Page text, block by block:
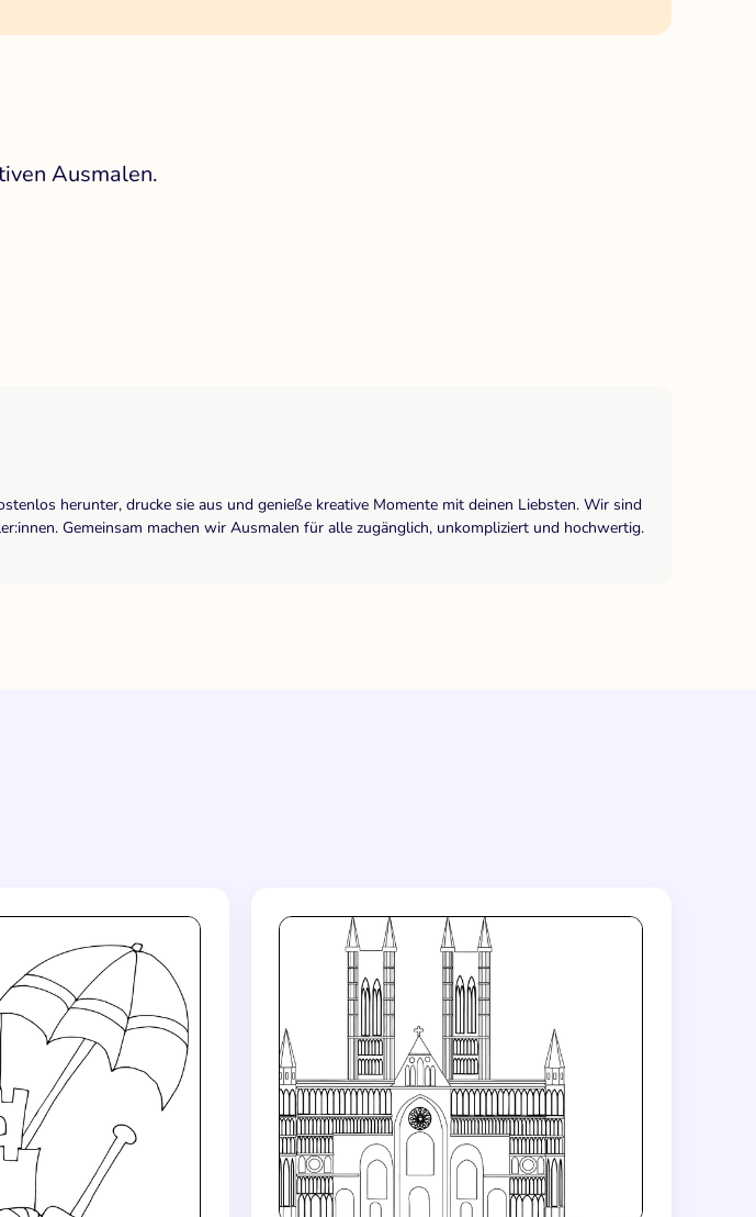
Ausmalen.
herunter, drucke sie aus und genieße kreative Momente mit deinen Liebsten. Wir sind
Gemeinsam machen wir Ausmalen für alle zugänglich, unkompliziert und hochwertig.